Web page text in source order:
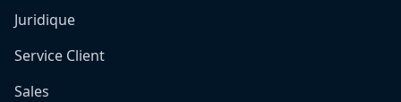
Juridique
Service Client
Sales